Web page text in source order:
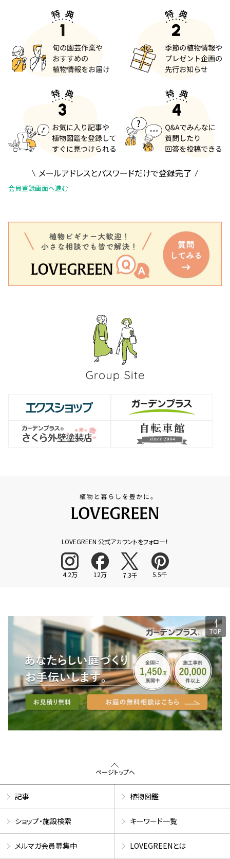
メールアドレスとパスワードだけで登録完了
会員登録画面へ進む
LOVEGREEN 公式アカウントをフォロー！
4.2万 12万 7.3千 5.5千
TOP
ページトップへ
記事 植物図鑑
ショップ・施設検索 キーワード一覧
メルマガ会員募集中 LOVEGREENとは